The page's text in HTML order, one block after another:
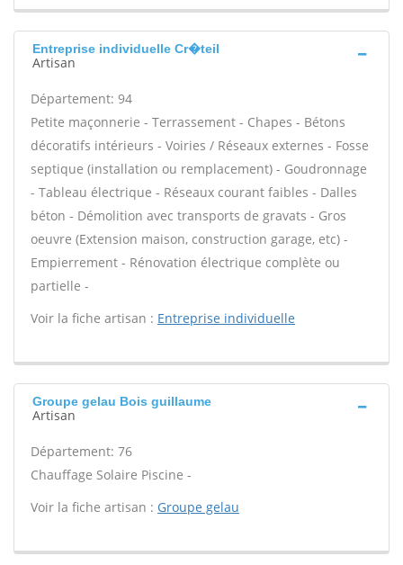
Entreprise individuelle Cr�teil
Artisan
Département: 94
Petite maçonnerie - Terrassement - Chapes - Bétons
décoratifs intérieurs - Voiries / Réseaux externes - Fosse
septique (installation ou remplacement) - Goudronnage
- Tableau électrique - Réseaux courant faibles - Dalles
béton - Démolition avec transports de gravats - Gros
oeuvre (Extension maison, construction garage, etc) -
Empierrement - Rénovation électrique complète ou
partielle -
Voir la fiche artisan : Entreprise individuelle
Groupe gelau Bois guillaume
Artisan
Département: 76
Chauffage Solaire Piscine -
Voir la fiche artisan : Groupe gelau